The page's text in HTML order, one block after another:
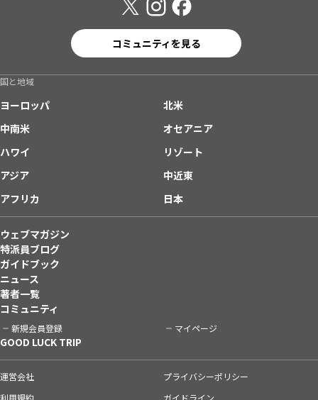
コミュニティを見る
国と地域
ヨーロッパ
北米
中南米
オセアニア
ハワイ
リゾート
アジア
中近東
アフリカ
日本
ウェブマガジン
特派員ブログ
ガイドブック
ニュース
著者一覧
コミュニティ
新規会員登録 マイページ
GOOD LUCK TRIP
運営会社
プライバシーポリシー
利用規約
ガイドライン